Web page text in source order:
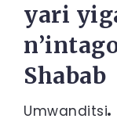
yari
Shabab
Umwanditsi